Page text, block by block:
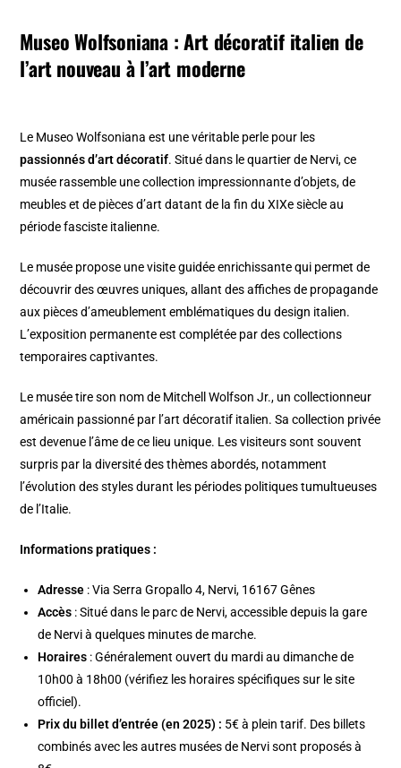
Museo Wolfsoniana : Art décoratif italien de
l’art nouveau à l’art moderne
Le Museo Wolfsoniana est une véritable perle pour les
passionnés d’art décoratif. Situé dans le quartier de Nervi, ce
musée rassemble une collection impressionnante d’objets, de
meubles et de pièces d’art datant de la fin du XIXe siècle au
période fasciste italienne.
Le musée propose une visite guidée enrichissante qui permet de
découvrir des œuvres uniques, allant des affiches de propagande
aux pièces d’ameublement emblématiques du design italien.
L’exposition permanente est complétée par des collections
temporaires captivantes.
Le musée tire son nom de Mitchell Wolfson Jr., un collectionneur
américain passionné par l’art décoratif italien. Sa collection privée
est devenue l’âme de ce lieu unique. Les visiteurs sont souvent
surpris par la diversité des thèmes abordés, notamment
l’évolution des styles durant les périodes politiques tumultueuses
de l’Italie.
Informations pratiques :
Adresse : Via Serra Gropallo 4, Nervi, 16167 Gênes
Accès : Situé dans le parc de Nervi, accessible depuis la gare
de Nervi à quelques minutes de marche.
Horaires : Généralement ouvert du mardi au dimanche de
10h00 à 18h00 (vérifiez les horaires spécifiques sur le site
officiel).
Prix du billet d’entrée (en 2025) : 5€ à plein tarif. Des billets
combinés avec les autres musées de Nervi sont proposés à